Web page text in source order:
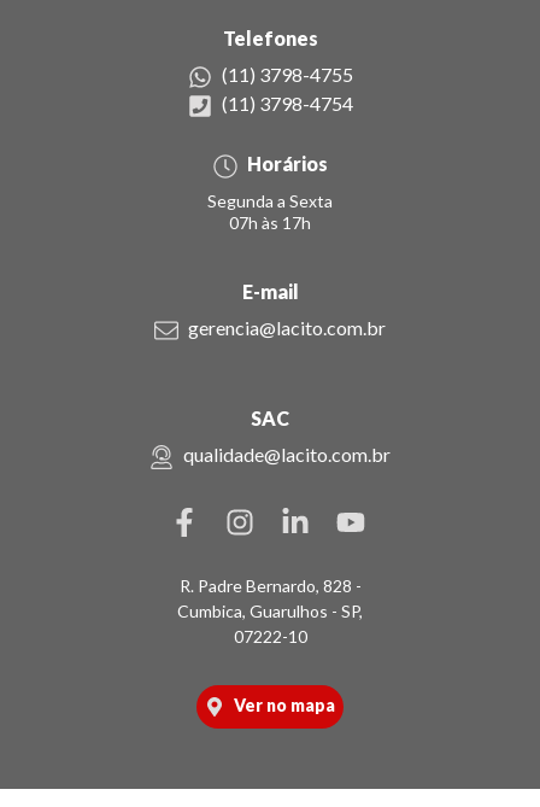
Telefones
(11) 3798-4755
(11) 3798-4754
Horários
Segunda a Sexta
07h às 17h
E-mail
gerencia@lacito.com.br
SAC
qualidade@lacito.com.br
R. Padre Bernardo, 828 -
Cumbica, Guarulhos - SP,
07222-10
Ver no mapa